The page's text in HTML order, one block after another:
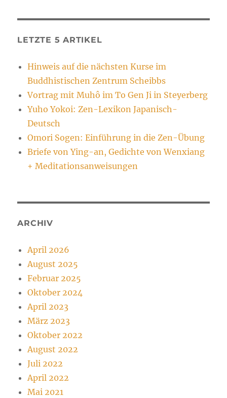
LETZTE 5 ARTIKEL
Hinweis auf die nächsten Kurse im
Buddhistischen Zentrum Scheibbs
Vortrag mit Muhô im To Gen Ji in Steyerberg
Yuho Yokoi: Zen-Lexikon Japanisch-
Deutsch
Omori Sogen: Einführung in die Zen-Übung
Briefe von Ying-an, Gedichte von Wenxiang
+ Meditationsanweisungen
ARCHIV
April 2026
August 2025
Februar 2025
Oktober 2024
April 2023
März 2023
Oktober 2022
August 2022
Juli 2022
April 2022
Mai 2021